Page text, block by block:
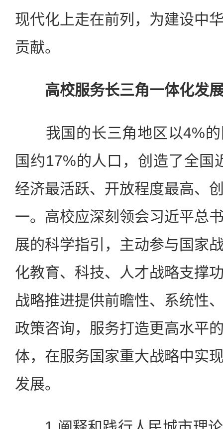
现代化上走在前列，为建设中
贡献。
高校服务长三角一体化发
我国的长三角地区以4%的
国约17%的人口，创造了全国
经济最活跃、开放程度最高、
一。高校应深刻领会习近平总
展的科学指引，主动参与国家
化教育、科技、人才战略支撑
战略推进提供前瞻性、系统性
政策咨询，服务打造更高水平
体，在服务国家重大战略中实
发展。